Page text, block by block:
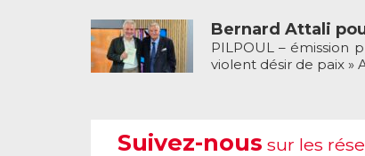
Bernard Attali
PILPOUL – émission
violent désir de paix »
Suivez-nous sur les